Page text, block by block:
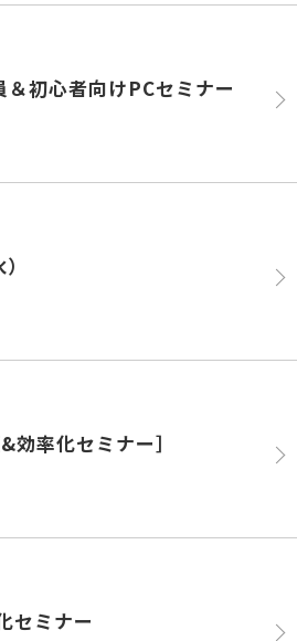
初心者向けPCセミナー
率化セミナー］
セミナー